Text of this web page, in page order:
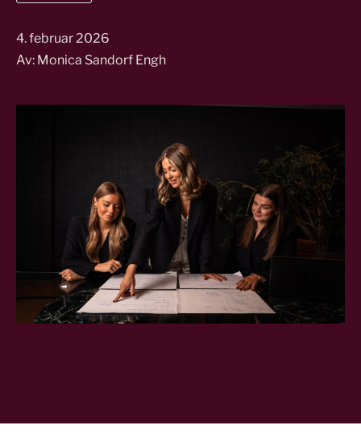
4. februar 2026
Av: Monica Sandorf Engh